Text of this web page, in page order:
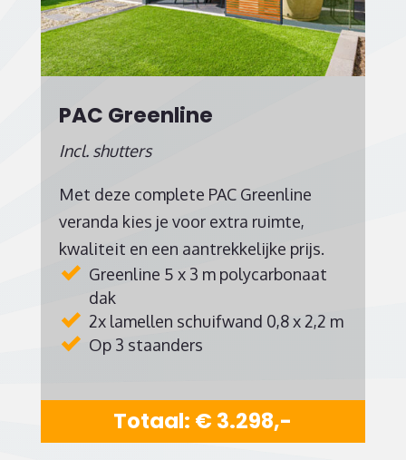
PAC Greenline
Incl. shutters
Met deze complete PAC Greenline
veranda kies je voor extra ruimte,
kwaliteit en een aantrekkelijke prijs.
Greenline 5 x 3 m polycarbonaat
dak
2x lamellen schuifwand 0,8 x 2,2 m
Op 3 staanders
Totaal: € 3.298,-